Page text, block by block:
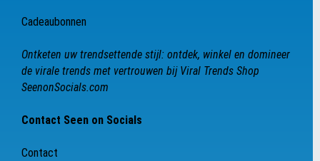
Cadeaubonnen
Ontketen uw trendsettende stijl: ontdek, winkel en domineer
de virale trends met vertrouwen bij Viral Trends Shop
SeenonSocials.com
Contact Seen on Socials
Contact